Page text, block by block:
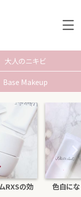
大人のニキビ
Base Makeup
RXSの効
色白に